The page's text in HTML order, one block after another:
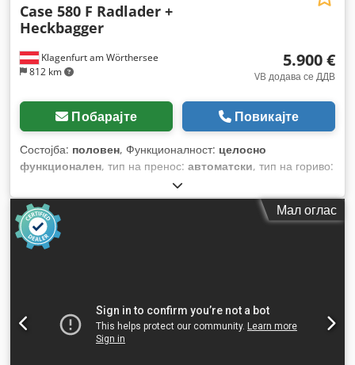
Klagenfurt am Wörthersee
812 km
Case 580 F Radlader +
Heckbagger
5.900 €
VB додава се ДДВ
Побарајте Повикајте
Состојба: половен, Функционалност: целосно
функционален, тип на пренос: автоматски, тип на гориво:
7.500 кг
4x2, прва регистрација:10/1977, Година на изградба:1977,
Опрема:
Мал оглас